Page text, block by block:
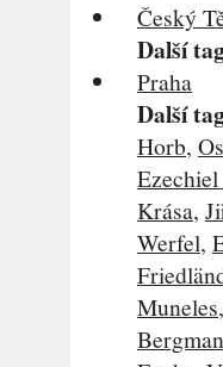
Český
Další
Praha
Další
Horb,
Krása,
Werfel,
Muneles